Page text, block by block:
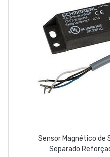
Sensor Magnético de
Separado